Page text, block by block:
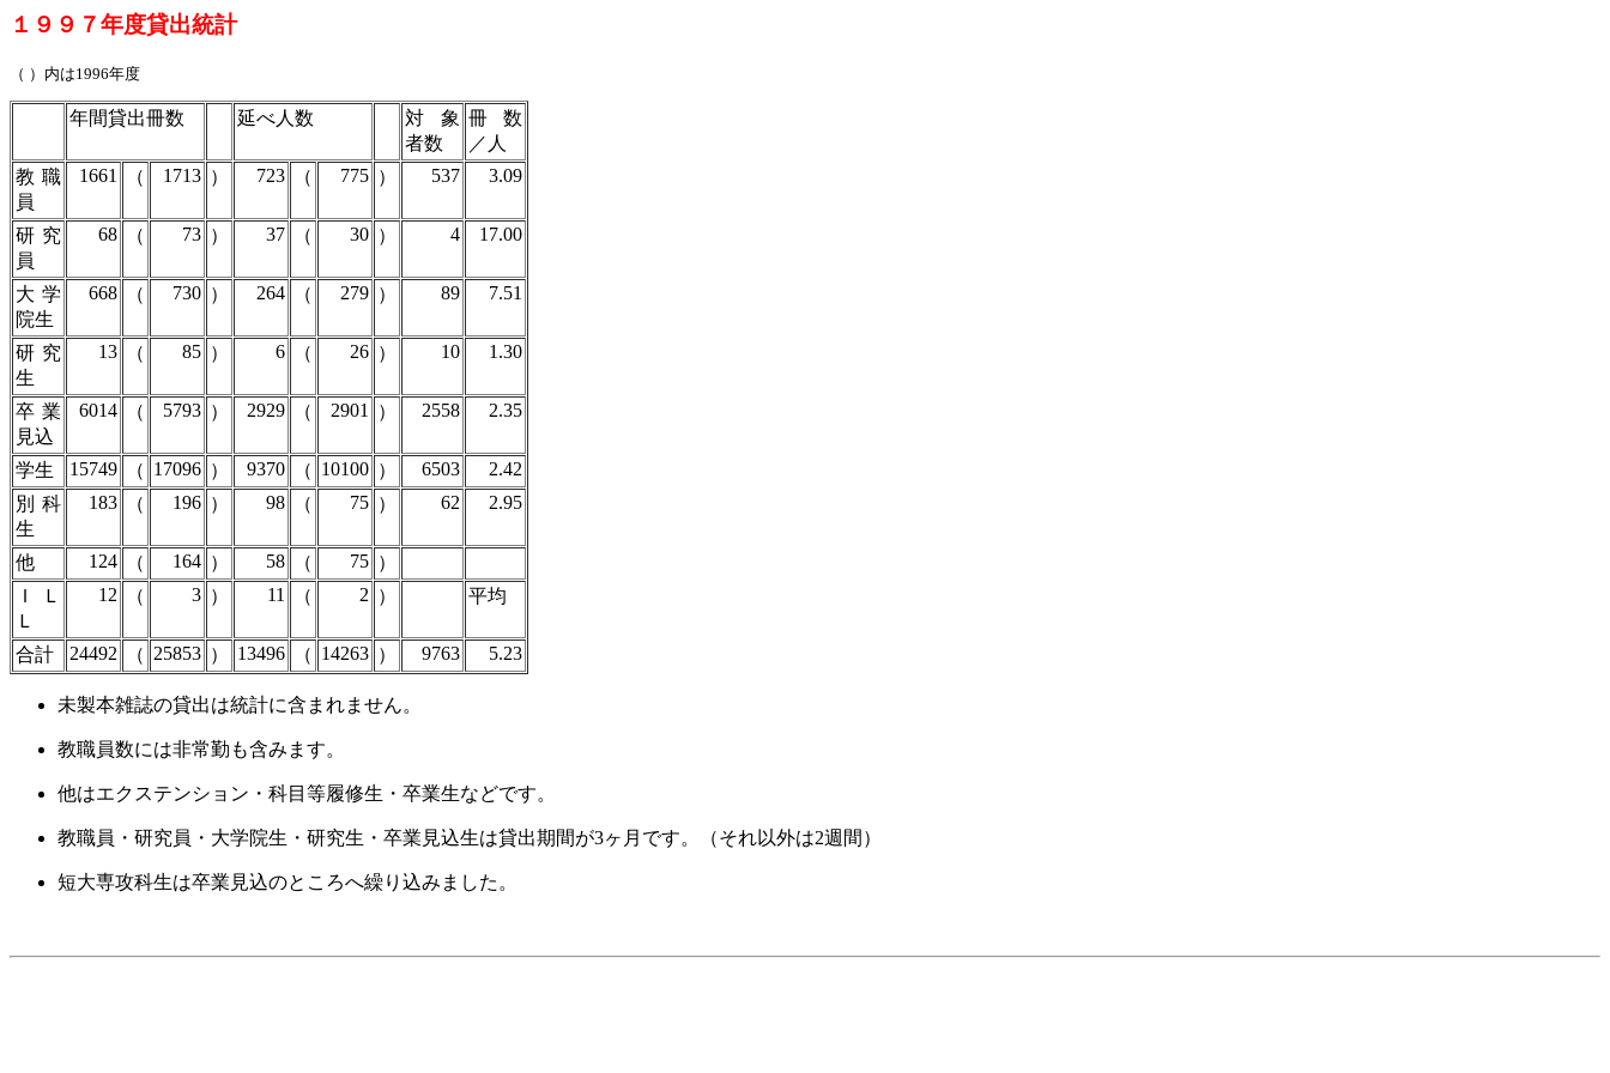
１９９７年度貸出統計
（ ）内は1996年度
年間貸出冊数 延べ人数
対象
者数
冊数
／人
教職
員
1661 （ 1713 ） 723 （ 775 ） 537 3.09
研究
員
68 （ 73 ） 37 （ 30 ） 4 17.00
大学
院生
668 （ 730 ） 264 （ 279 ） 89 7.51
研究
生
13 （ 85 ） 6 （ 26 ） 10 1.30
卒業
見込
6014 （ 5793 ） 2929 （ 2901 ） 2558 2.35
学生 15749 （ 17096 ） 9370 （ 10100 ） 6503
2.42
別科
生
183 （ 196 ） 98 （ 75 ） 62 2.95
他 124 （ 164 ） 58 （ 75 ）
ＩＬ
Ｌ
12 （ 3 ） 11 （ 2 ） 平均
合計 24492 （ 25853 ） 13496 （ 14263 ） 9763 5.23
未製本雑誌の貸出は統計に含まれません。
教職員数には非常勤も含みます。
他はエクステンション・科目等履修生・卒業生などです。
教職員・研究員・大学院生・研究生・卒業見込生は貸出期間が3ヶ月です。（それ以外は2週間）
短大専攻科生は卒業見込のところへ繰り込みました。